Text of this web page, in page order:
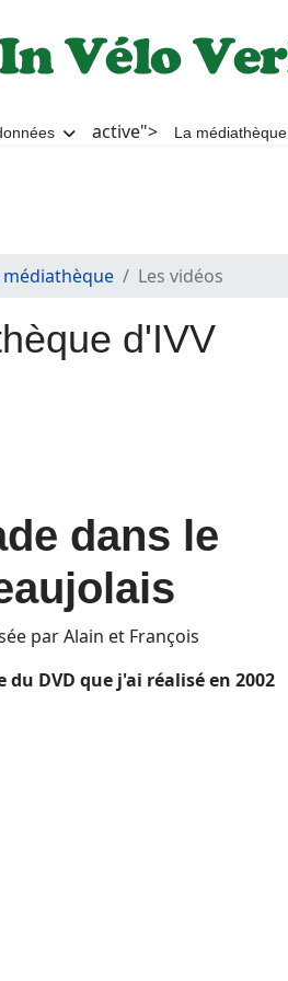
active"> La médiathèque
médiathèque Les vidéos
d'IVV
dans le
par Alain et François
du DVD que j'ai réalisé en 2002